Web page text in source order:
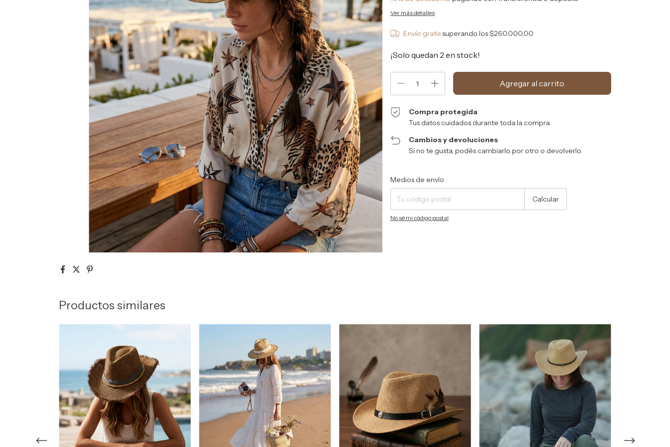
Ver más detalles
Envío gratissuperando los$260.000,00
¡Solo quedan 2 en stock!
Compra protegida
Tus datos cuidados durante toda la compra.
Cambios y devoluciones
Si no te gusta, podés cambiarlo por otro o devolverlo.
Entregas para el CP:
Medios de envío
Calcular
No sé mi código postal
Productos similares